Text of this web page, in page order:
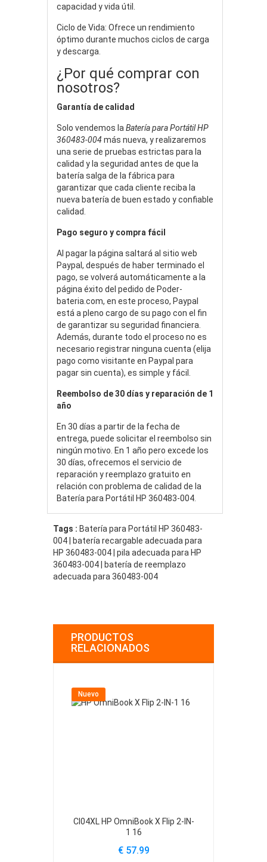
capacidad y vida útil.
Ciclo de Vida: Ofrece un rendimiento
óptimo durante muchos ciclos de carga
y descarga.
¿Por qué comprar con
nosotros?
Garantía de calidad
Solo vendemos la Batería para Portátil HP
360483-004más nueva, y realizaremos
una serie de pruebas estrictas para la
calidad y la seguridad antes de que la
batería salga de la fábrica para
garantizar que cada cliente reciba la
nueva batería de buen estado y confiable
calidad.
Pago seguro y compra fácil
Al pagar la página saltará al sitio web
Paypal, después de haber terminado el
pago, se volverá automáticamente a la
página éxito del pedido de Poder-
bateria.com, en este proceso, Paypal
está a pleno cargo de su pago con el fin
de garantizar su seguridad financiera.
Además, durante todo el proceso no es
necesario registrar ninguna cuenta (elija
pago como visitante en Paypal para
pagar sin cuenta), es simple y fácil.
Reembolso de 30 días y reparación de 1
año
En 30 días a partir de la fecha de
entrega, puede solicitar el reembolso sin
ningún motivo. En 1 año pero excede los
30 días, ofrecemos el servicio de
reparación y reemplazo gratuito en
relación con problema de calidad de la
Batería para Portátil HP 360483-004.
Tags : Batería para Portátil HP 360483-
004 | batería recargable adecuada para
HP 360483-004 | pila adecuada para HP
360483-004 | batería de reemplazo
adecuada para 360483-004
PRODUCTOS
RELACIONADOS
Nuevo
CI04XL HP OmniBook X Flip 2-IN-
1 16
€ 57.99